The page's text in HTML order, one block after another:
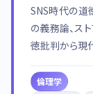
SNS時代の道
の義務論、ス
徳批判から現
倫理学